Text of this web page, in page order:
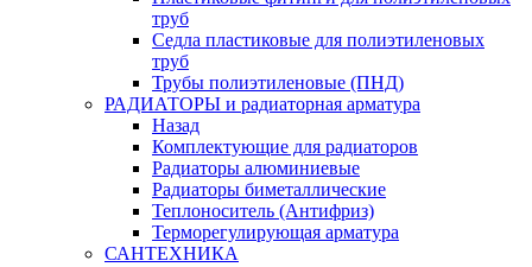
труб
Седла пластиковые для полиэтиленовых
труб
Трубы полиэтиленовые (ПНД)
РАДИАТОРЫ и радиаторная арматура
Назад
Комплектующие для радиаторов
Радиаторы алюминиевые
Радиаторы биметаллические
Теплоноситель (Антифриз)
Терморегулирующая арматура
САНТЕХНИКА